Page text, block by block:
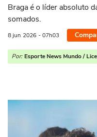
Braga é o líder absoluto
somados.
8 jun 2026 - 07h03
Por: Esporte News Mundo /